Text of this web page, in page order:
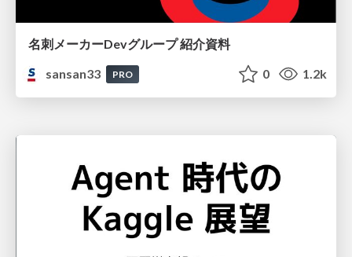
名刺メーカーDevグループ 紹介資料
sansan33
PRO 0 1.2k